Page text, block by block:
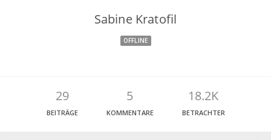
Sabine Kratofil
OFFLINE
29
BEITRÄGE
5
KOMMENTARE
18.2K
BETRACHTER